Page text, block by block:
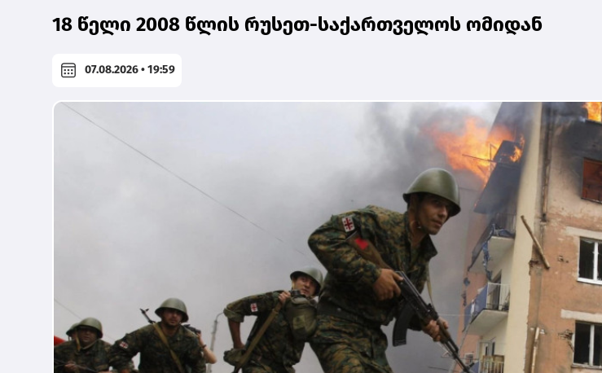
18 წელი 2008 წლის რუსეთ-საქართველოს ომიდან
07.08.2026 • 19:59